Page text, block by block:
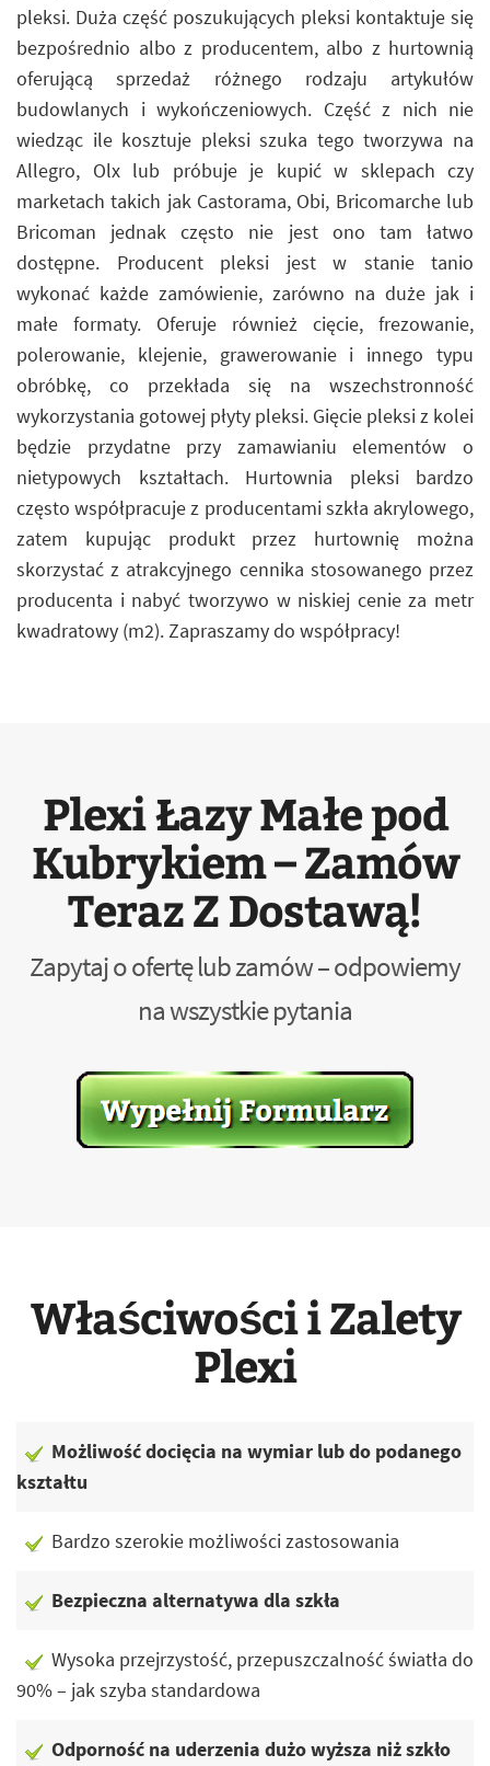
pleksi. Duża część poszukujących pleksi kontaktuje się
bezpośrednio albo z producentem, albo z hurtownią
oferującą sprzedaż różnego rodzaju artykułów
budowlanych i wykończeniowych. Część z nich nie
wiedząc ile kosztuje pleksi szuka tego tworzywa na
Allegro, Olx lub próbuje je kupić w sklepach czy
marketach takich jak Castorama, Obi, Bricomarche lub
Bricoman jednak często nie jest ono tam łatwo
dostępne. Producent pleksi jest w stanie tanio
wykonać każde zamówienie, zarówno na duże jak i
małe formaty. Oferuje również cięcie, frezowanie,
polerowanie, klejenie, grawerowanie i innego typu
obróbkę, co przekłada się na wszechstronność
wykorzystania gotowej płyty pleksi. Gięcie pleksi z kolei
będzie przydatne przy zamawianiu elementów o
nietypowych kształtach. Hurtownia pleksi bardzo
często współpracuje z producentami szkła akrylowego,
zatem kupując produkt przez hurtownię można
skorzystać z atrakcyjnego cennika stosowanego przez
producenta i nabyć tworzywo w niskiej cenie za metr
kwadratowy (m2). Zapraszamy do współpracy!
Plexi Łazy Małe pod
Kubrykiem – Zamów
Teraz Z Dostawą!
Zapytaj o ofertę lub zamów – odpowiemy
na wszystkie pytania
Właściwości i Zalety
Plexi
Możliwość docięcia na wymiar lub do podanego
kształtu
Bardzo szerokie możliwości zastosowania
Bezpieczna alternatywa dla szkła
Wysoka przejrzystość, przepuszczalność światła do
90% – jak szyba standardowa
Odporność na uderzenia dużo wyższa niż szkło